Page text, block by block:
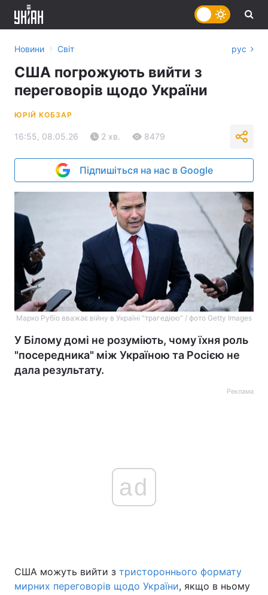
Головна Війна
Новини › Світ рус
США погрожують вийти з
переговорів щодо України
ЮРІЙ КОБЗАР
16:55, 08.05.26 2 хв. 8479
Підпишіться на нас в Google
Марко Рубіо вважає війну в Україні "трагедією" / фото Getty Images
У Білому домі не розуміють, чому їхня роль
"посередника" між Україною та Росією не
дала результату.
Реклама
ad
США можуть вийти з тристороннього формату
мирних переговорів щодо України, якщо в ньому